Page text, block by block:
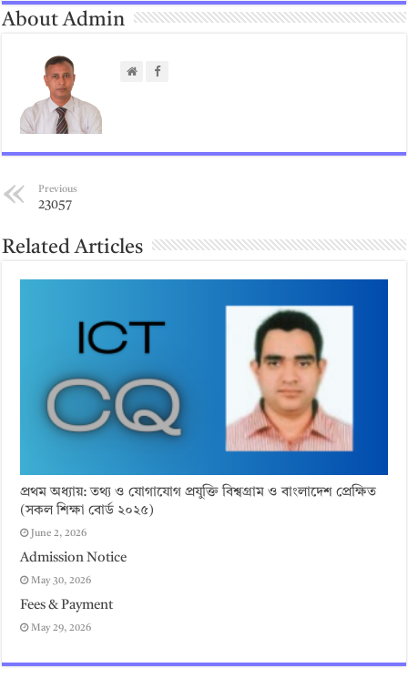
About Admin
Previous
23057
Related Articles
প্রথম অধ্যায়: তথ্য ও যোগাযোগ প্রযুক্তি বিশ্বগ্রাম ও বাংলাদেশ প্রেক্ষিত
(সকল শিক্ষা বোর্ড ২০২৫)
June 2, 2026
Admission Notice
May 30, 2026
Fees & Payment
May 29, 2026